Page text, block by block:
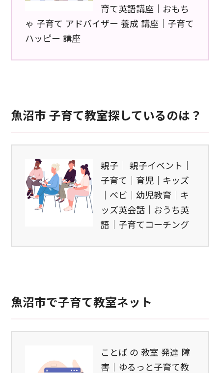
育て英語講座｜おもち
ゃ 子育て アドバイザー 養成 講座｜子育て
ハッピー 講座
魚沼市 子育て教室探しているのは？
親子｜ 親子イベント｜
子育て｜育児｜キッズ
｜ベビ｜幼児教育｜キ
ッズ英会話｜おうち英
語｜子育てコーチング
魚沼市で子育て教室ネット
ことば の 教室 発達 障
害｜ゆるっと子育て教